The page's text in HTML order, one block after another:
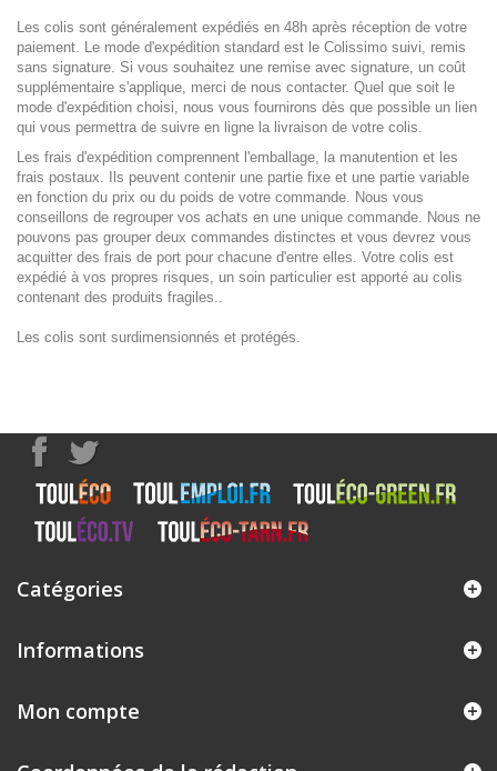
Les colis sont généralement expédiés en 48h après réception de votre
paiement. Le mode d'expédition standard est le Colissimo suivi, remis
sans signature. Si vous souhaitez une remise avec signature, un coût
supplémentaire s'applique, merci de nous contacter. Quel que soit le
mode d'expédition choisi, nous vous fournirons dès que possible un lien
qui vous permettra de suivre en ligne la livraison de votre colis.
Les frais d'expédition comprennent l'emballage, la manutention et les
frais postaux. Ils peuvent contenir une partie fixe et une partie variable
en fonction du prix ou du poids de votre commande. Nous vous
conseillons de regrouper vos achats en une unique commande. Nous ne
pouvons pas grouper deux commandes distinctes et vous devrez vous
acquitter des frais de port pour chacune d'entre elles. Votre colis est
expédié à vos propres risques, un soin particulier est apporté au colis
contenant des produits fragiles..
Les colis sont surdimensionnés et protégés.
Catégories
Informations
Mon compte